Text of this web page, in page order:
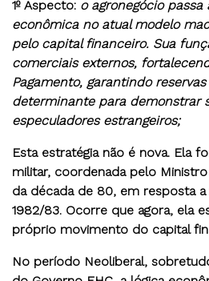
1º Aspecto: o agronegócio
econômica no atual modelo
pelo capital financeiro. Sua
comerciais externos,
Pagamento, garantindo
determinante para demonstrar
especuladores estrangeiros;
Esta estratégia não é nova. Ela
militar, coordenada pelo
da década de 80, em resposta
1982/83. Ocorre que agora, ela
próprio movimento do capital
No período Neoliberal,